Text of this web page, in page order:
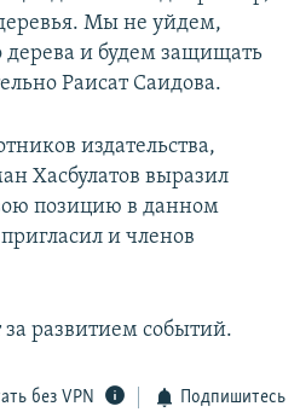
Мы не уйдем,
дерева и будем защищать
Раисат Саидова.
издательства,
Хасбулатов выразил
позицию в данном
и членов
за развитием событий.
без VPN Подпишитесь